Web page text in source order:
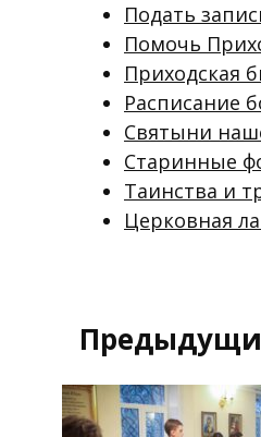
Подать
Помочь
Приходская
Расписание
Святыни
Старинные
Таинства и
Церковная